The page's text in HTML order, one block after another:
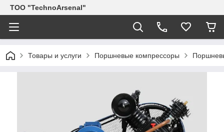
ТОО "TechnoArsenal"
Товары и услуги Поршневые компрессоры